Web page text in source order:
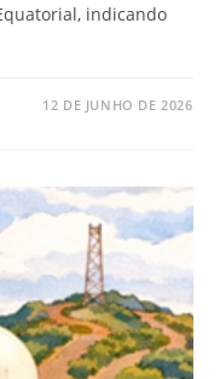
indicando
12 DE JUNHO DE 2026